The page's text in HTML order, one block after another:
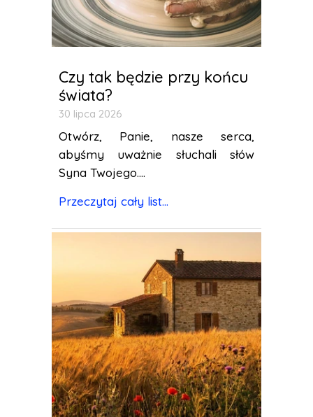
Czy tak będzie przy końcu
świata?
30 lipca 2026
Otwórz, Panie, nasze serca,
abyśmy uważnie słuchali słów
Syna Twojego....
Przeczytaj cały list...